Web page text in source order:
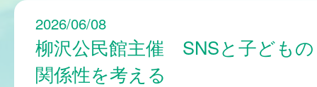
2026/06/08
柳沢公民館主催 SNSと子どもの
関係性を考える